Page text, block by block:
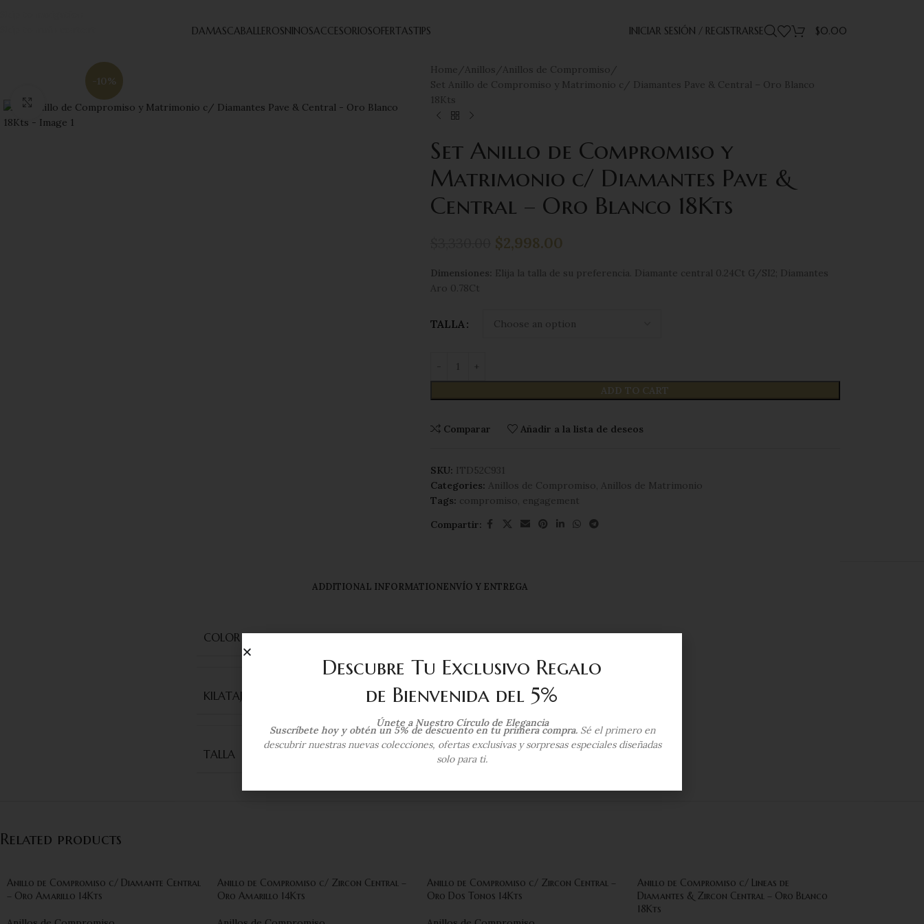
DAMASCABALLEROSNINOSACCESORIOSOFERTASTIPS INICIAR SESIÓN / REGISTRARSE $0.00
-10%
Click to enlarge
Home Anillos
Anillos de Compromiso
Set Anillo de Compromiso y Matrimonio c/ Diamantes Pave & Central – Oro Blanco
18Kts
Set Anillo de Compromiso y
Matrimonio c/ Diamantes Pave &
Central – Oro Blanco 18Kts
$2,998.00
Dimensiones:
Elija la talla de su preferencia. Diamante central 0.24Ct G/SI2; Diamantes
Aro 0.78Ct
TALLA
ADD TO CART
Comparar Añadir a la lista de deseos
SKU: ITD52C931
Categories: Anillos de Compromiso, Anillos de Matrimonio
Tags: compromiso, engagement
Compartir:
ADDITIONAL INFORMATIONENVÍO Y ENTREGA
COLOR DEL ORO Oro Blanco
KILATAJE
TALLA
Related products
Anillo de Compromiso c/ Diamante Central
– Oro Amarillo 14Kts
Anillo de Compromiso c/ Zircon Central –
Oro Amarillo 14Kts
Anillo de Compromiso c/ Zircon Central –
Oro Dos Tonos 14Kts
Anillo de Compromiso c/ Lineas de
Diamantes & Zircon Central – Oro Blanco
18Kts
Descubre Tu Exclusivo Regalo
de Bienvenida del 5%
Únete a Nuestro Círculo de Elegancia
Suscríbete hoy y obtén un 5% de descuento en tu primera compra.Sé el primero en
descubrir nuestras nuevas colecciones, ofertas exclusivas y sorpresas especiales diseñadas
solo para ti.